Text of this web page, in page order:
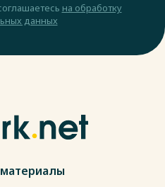
на обработку
данных